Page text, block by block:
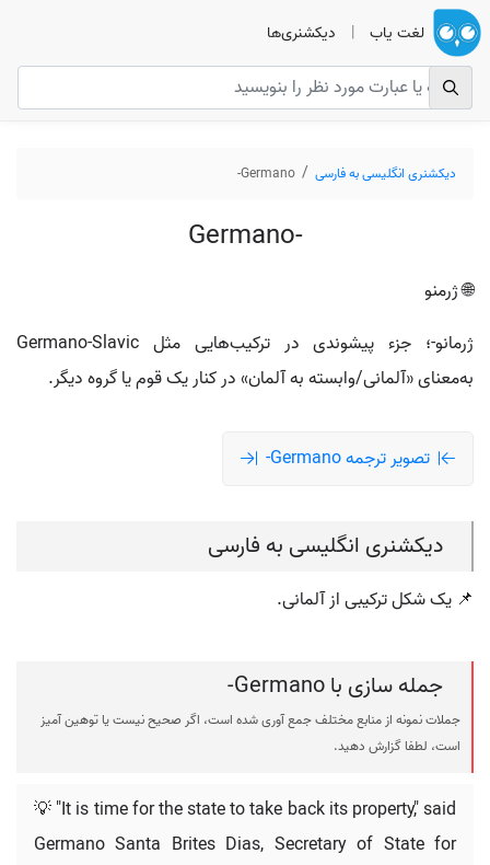
لغت یاب | دیکشنری‌ها
دیکشنری انگلیسی به فارسی Germano-
Germano-
🌐 ژرمنو
ژرمانو-؛ جزء پیشوندی در ترکیب‌هایی مثل Germano-Slavic
به‌معنای «آلمانی/وابسته به آلمان» در کنار یک قوم یا گروه دیگر.
تصویر ترجمه Germano-
دیکشنری انگلیسی به فارسی
📌 یک شکل ترکیبی از آلمانی.
جمله سازی با Germano-
جملات نمونه از منابع مختلف جمع آوری شده است، اگر صحیح نیست یا توهین آمیز
است، لطفا گزارش دهید.
💡 "It is time for the state to take back its property," said
Germano Santa Brites Dias, Secretary of State for